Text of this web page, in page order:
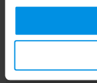
Kleur Wit